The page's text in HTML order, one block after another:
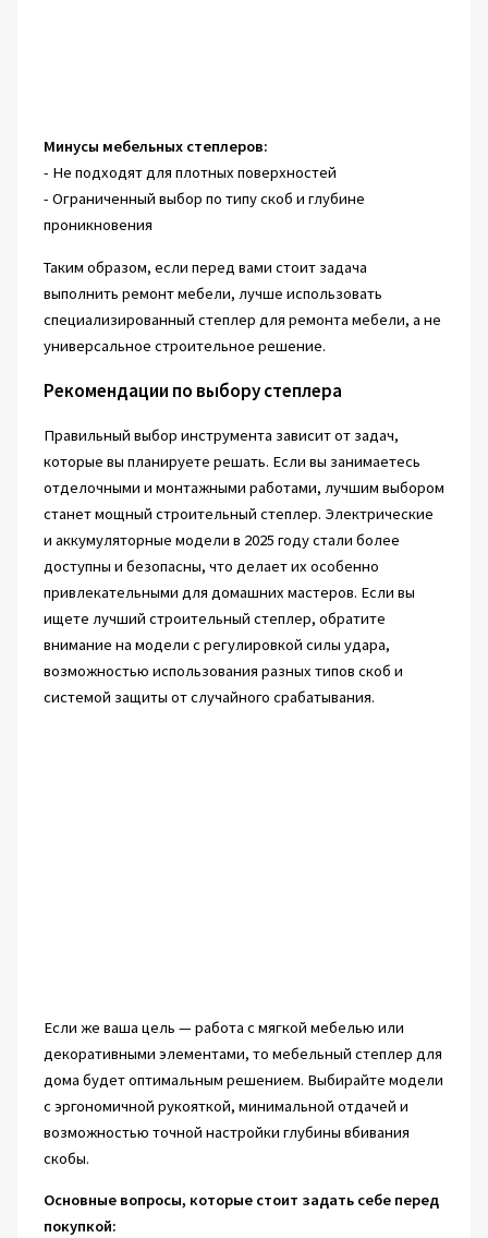
Минусы мебельных степлеров:
- Не подходят для плотных поверхностей
- Ограниченный выбор по типу скоб и глубине
проникновения
Таким образом, если перед вами стоит задача
выполнить ремонт мебели, лучше использовать
специализированный степлер для ремонта мебели, а не
универсальное строительное решение.
Рекомендации по выбору степлера
Правильный выбор инструмента зависит от задач,
которые вы планируете решать. Если вы занимаетесь
отделочными и монтажными работами, лучшим выбором
станет мощный строительный степлер. Электрические
и аккумуляторные модели в 2025 году стали более
доступны и безопасны, что делает их особенно
привлекательными для домашних мастеров. Если вы
ищете лучший строительный степлер, обратите
внимание на модели с регулировкой силы удара,
возможностью использования разных типов скоб и
системой защиты от случайного срабатывания.
Если же ваша цель — работа с мягкой мебелью или
декоративными элементами, то мебельный степлер для
дома будет оптимальным решением. Выбирайте модели
с эргономичной рукояткой, минимальной отдачей и
возможностью точной настройки глубины вбивания
скобы.
Основные вопросы, которые стоит задать себе перед
покупкой: